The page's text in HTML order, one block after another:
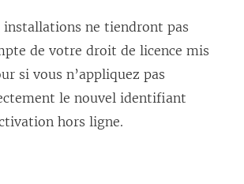
installations ne tiendront pas
de votre droit de licence mis
si vous n’appliquez pas
le nouvel identifiant
hors ligne.